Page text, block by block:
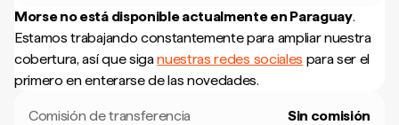
Morse no está disponible actualmente en Paraguay.
Estamos trabajando constantemente para ampliar nuestra
cobertura, así que siganuestras redes sociales para ser el
primero en enterarse de las novedades.
Comisión de transferencia Sin comisión